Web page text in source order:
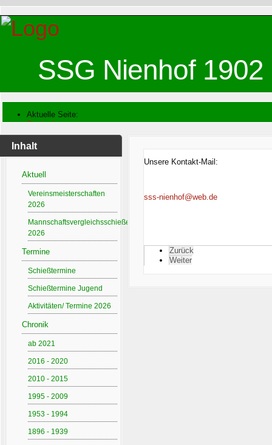
SSG Nienhof 1902
Aktuelle Seite:
Startseite
Kontakt
Inhalt
Aktuell
Vereinsmeisterschaften
2026
Mannschaftsvergleichsschießen
2026
Termine
Schießtermine
Schießtermine Jugend
Aktivitäten/ Termine 2026
Chronik
ab 2021
2016 - 2020
2010 - 2015
1995 - 2009
1953 - 1994
1896 - 1939
Unsere Kontakt-Mail:
sss-nienhof@web.de
Zurück
Weiter